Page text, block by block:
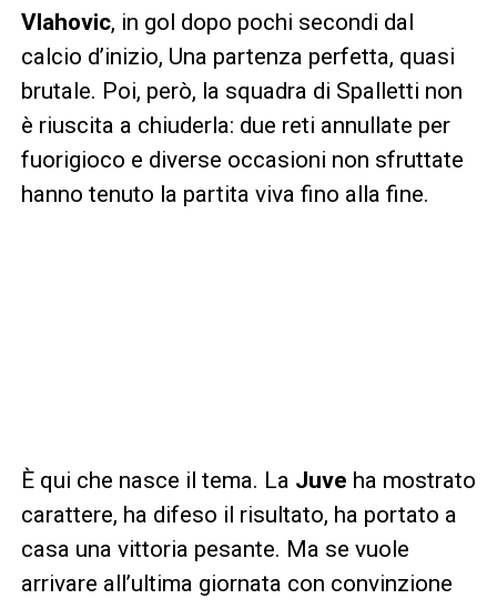
Vlahovic, in gol dopo pochi secondi dal
calcio d’inizio, Una partenza perfetta, quasi
brutale. Poi, però, la squadra di Spalletti non
è riuscita a chiuderla: due reti annullate per
fuorigioco e diverse occasioni non sfruttate
hanno tenuto la partita viva fino alla fine.
È qui che nasce il tema. La Juve ha mostrato
carattere, ha difeso il risultato, ha portato a
casa una vittoria pesante. Ma se vuole
arrivare all’ultima giornata con convinzione